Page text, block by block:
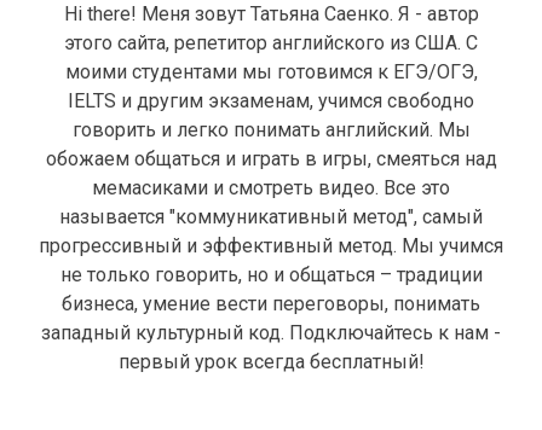
Hi there! Меня зовут Татьяна Саенко. Я - автор
этого сайта, репетитор английского из США. С
моими студентами мы готовимся к ЕГЭ/ОГЭ,
IELTS и другим экзаменам, учимся свободно
говорить и легко понимать английский. Мы
обожаем общаться и играть в игры, смеяться над
мемасиками и смотреть видео. Все это
называется "коммуникативный метод", самый
прогрессивный и эффективный метод. Мы учимся
не только говорить, но и общаться – традиции
бизнеса, умение вести переговоры, понимать
западный культурный код. Подключайтесь к нам -
первый урок всегда бесплатный!